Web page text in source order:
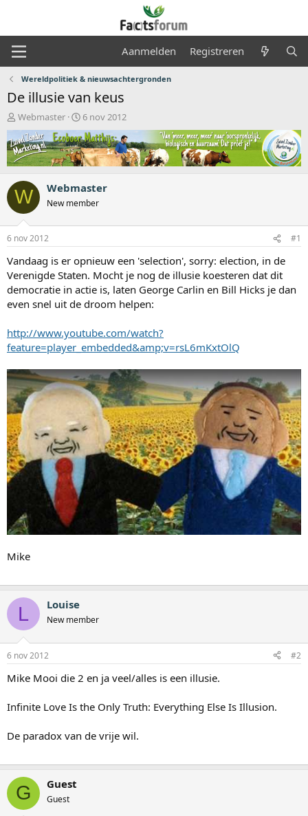
Aanmelden Registreren
Wereldpolitiek & nieuwsachtergronden
De illusie van keus
O
n
d
e
r
w
e
r
p
s
t
r
t
e
r
Webmaster
S
t
a
r
t
a
t
m
6 nov 2012
W Webmaster
New member
6 nov 2012 #1
Vandaag is er opnieuw een 'selection', sorry: election, in de
Verenigde Staten. Mocht je nog de illusie koesteren dat dit
democratie in actie is, laten George Carlin en Bill Hicks je dan
even snel uit de droom helpen:
http://www.youtube.com/watch?
feature=player_embedded&amp;v=rsL6mKxtOlQ
Mike
L Louise
New member
6 nov 2012 #2
Mike Mooi die 2 en ja veel/alles is een illusie.
Infinite Love Is the Only Truth: Everything Else Is Illusion.
De paradox van de vrije wil.
G Guest
Guest